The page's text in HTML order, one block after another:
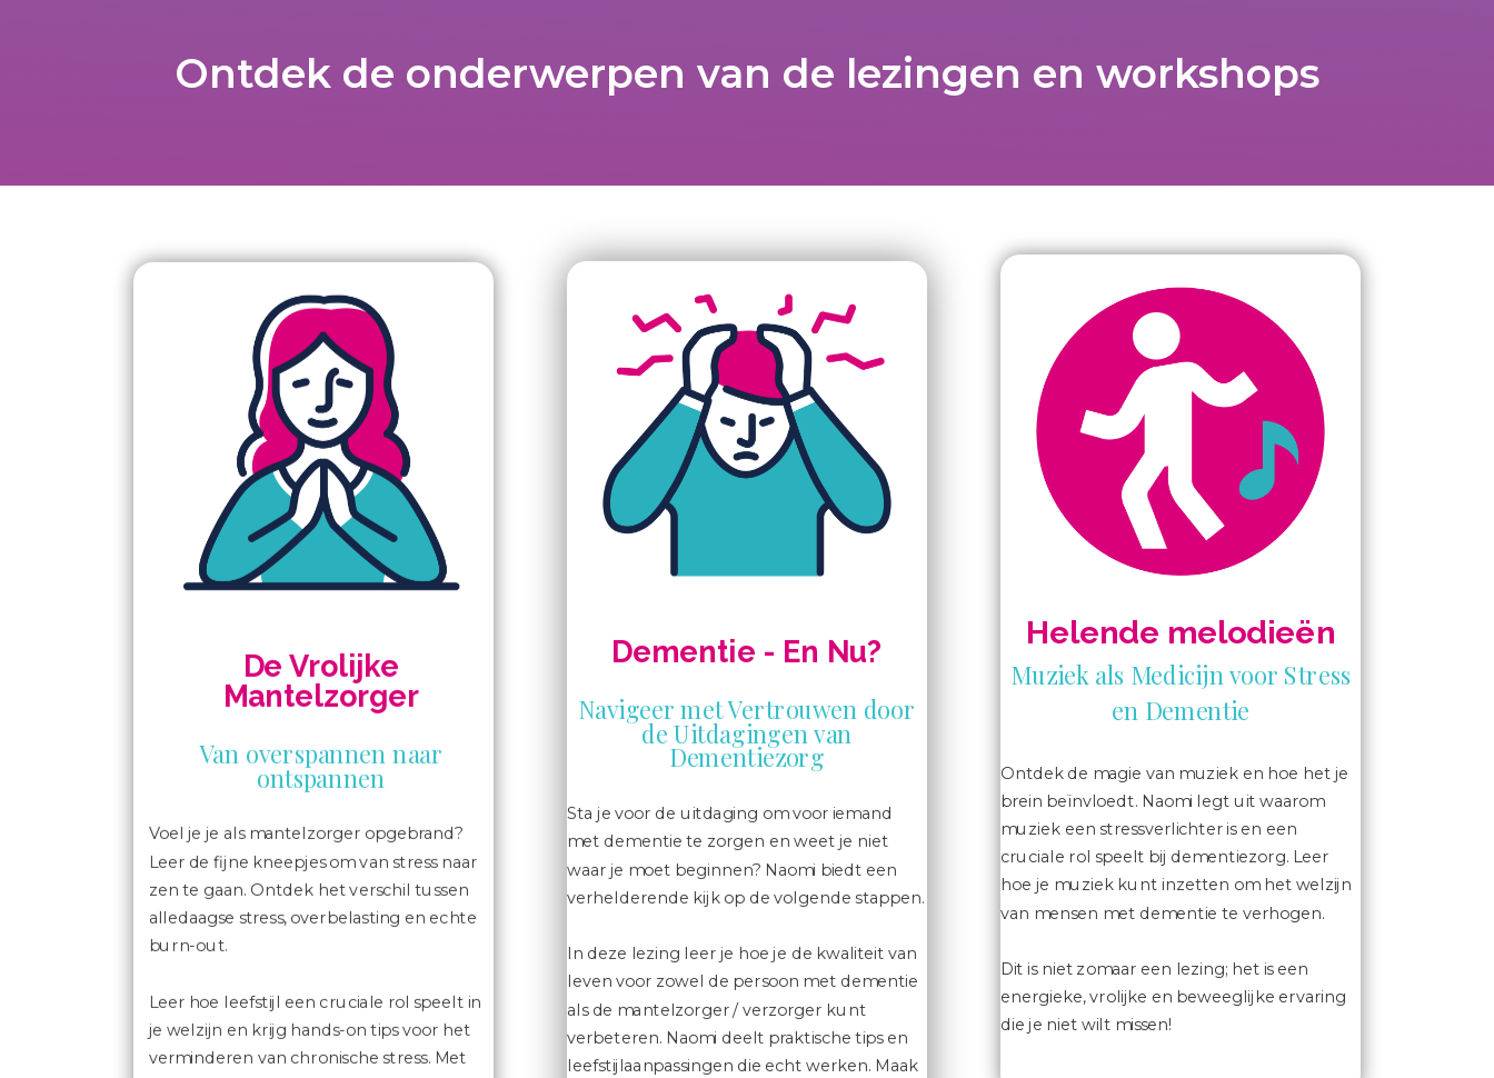
Ontdek de onderwerpen van de lezingen en workshops
De Vrolijke
Mantelzorger
Van overspannen naar
ontspannen
Voel je je als mantelzorger opgebrand?
Leer de fijne kneepjes om van stress naar
zen te gaan. Ontdek het verschil tussen
alledaagse stress, overbelasting en echte
burn-out.
Leer hoe leefstijl een cruciale rol speelt in
je welzijn en krijg hands-on tips voor het
verminderen van chronische stress. Met
Dementie - En Nu?
Navigeer met Vertrouwen door
de Uitdagingen van
Dementiezorg
Sta je voor de uitdaging om voor iemand
met dementie te zorgen en weet je niet
waar je moet beginnen? Naomi biedt een
verhelderende kijk op de volgende stappen.
In deze lezing leer je hoe je de kwaliteit van
leven voor zowel de persoon met dementie
als de mantelzorger / verzorger kunt
verbeteren. Naomi deelt praktische tips en
leefstijlaanpassingen die echt werken. Maak
Helende melodieën
Muziek als Medicijn voor Stress
en Dementie
Ontdek de magie van muziek en hoe het je
brein beïnvloedt. Naomi legt uit waarom
muziek een stressverlichter is en een
cruciale rol speelt bij dementiezorg. Leer
hoe je muziek kunt inzetten om het welzijn
van mensen met dementie te verhogen.
Dit is niet zomaar een lezing; het is een
energieke, vrolijke en beweeglijke ervaring
die je niet wilt missen!